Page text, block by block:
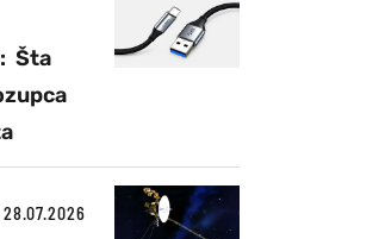
Šta
28.07.2026